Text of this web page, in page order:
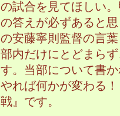
の試合を見てほしい
の答えが必ずあると
の安藤寧則監督の言
部内だけにとどまら
す。当部について書
やれば何かが変わる
戦』です。